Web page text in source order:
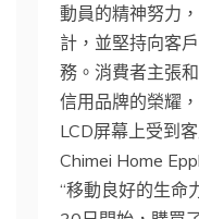
動員的精神努力
計，並堅持向客
務。消費者主張
信用品牌的榮耀
LCD屏幕上受到
Chimei Home
“移動良好的生命